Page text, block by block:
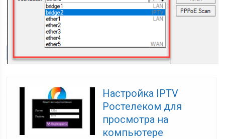
Настройка IPTV
Ростелеком для
просмотра на
компьютере